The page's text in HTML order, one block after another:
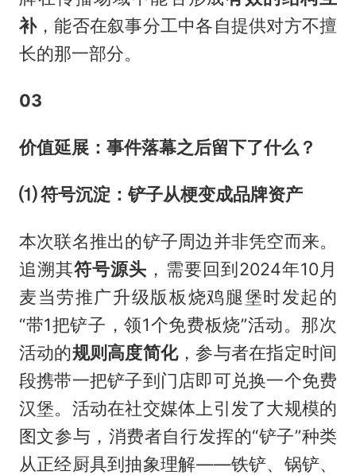
补，能否在叙事分工中各自提供对方不擅
长的那一部分。
03
价值延展：事件落幕之后留下了什么？
⑴ 符号沉淀：铲子从梗变成品牌资产
本次联名推出的铲子周边并非凭空而来。
追溯其符号源头 ，需要回到2024年10月
麦当劳推广升级版板烧鸡腿堡时发起的
“带1把铲子，领1个免费板烧”活动。那次
活动的规则高度简化，参与者在指定时间
段携带一把铲子到门店即可兑换一个免费
汉堡。活动在社交媒体上引发了大规模的
图文参与，消费者自行发挥的“铲子”种类
从正经厨具到抽象理解——铁铲、锅铲、